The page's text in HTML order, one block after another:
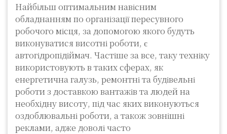
Найбільш оптимальним навісним
обладнанням по організації пересувного
робочого місця, за допомогою якого будуть
виконуватися висотні роботи, є
автогідропідіймач. Частіше за все, таку техніку
використовують в таких сферах, як
енергетична галузь, ремонтні та будівельні
роботи з доставкою вантажів та людей на
необхідну висоту, під час яких виконуються
оздоблювальні роботи, а також зовнішні
реклами, адже доволі часто